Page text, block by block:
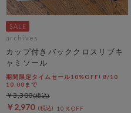
archives
カップ付きバッククロスリブキ
ャミソール
期間限定タイムセール10%OFF! 8/10
10:00まで
￥2,970 10％OFF
￥3,300